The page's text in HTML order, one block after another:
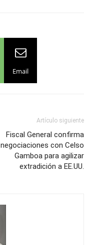
Email
Artículo siguiente
Fiscal General confirma
negociaciones con Celso
Gamboa para agilizar
extradición a EE.UU.